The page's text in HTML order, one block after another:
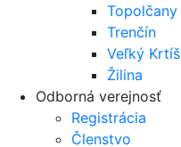
Topolčany
Trenčín
Veľký Krtíš
Žilina
Odborná verejnosť
Registrácia
Členstvo